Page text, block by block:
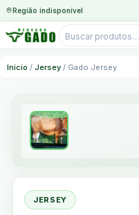
Região indisponível
Pesquisar
para
Início / Jersey / Gado Jersey
JERSEY